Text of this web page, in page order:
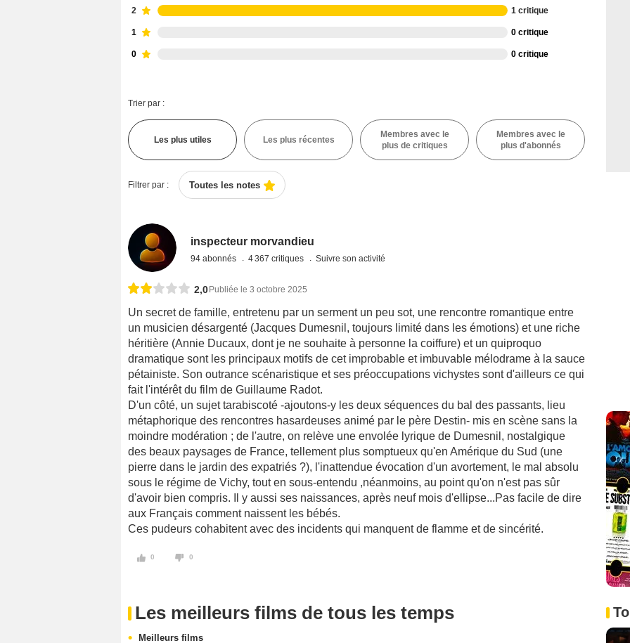
2 1 critique
1 0 critique
0 0 critique
Trier par :
Les plus utiles Les plus récentes
Membres avec le
plus de critiques
Membres avec le
plus d'abonnés
Filtrer par : Toutes les notes
inspecteur morvandieu
94 abonnés 4 367 critiques Suivre son activité
2,0 Publiée le 3 octobre 2025
Un secret de famille, entretenu par un serment un peu sot, une rencontre romantique entre
un musicien désargenté (Jacques Dumesnil, toujours limité dans les émotions) et une riche
héritière (Annie Ducaux, dont je ne souhaite à personne la coiffure) et un quiproquo
dramatique sont les principaux motifs de cet improbable et imbuvable mélodrame à la sauce
pétainiste. Son outrance scénaristique et ses préoccupations vichystes sont d'ailleurs ce qui
fait l'intérêt du film de Guillaume Radot.
D'un côté, un sujet tarabiscoté -ajoutons-y les deux séquences du bal des passants, lieu
métaphorique des rencontres hasardeuses animé par le père Destin- mis en scène sans la
moindre modération ; de l'autre, on relève une envolée lyrique de Dumesnil, nostalgique
des beaux paysages de France, tellement plus somptueux qu'en Amérique du Sud (une
pierre dans le jardin des expatriés ?), l'inattendue évocation d'un avortement, le mal absolu
sous le régime de Vichy, tout en sous-entendu ,néanmoins, au point qu'on n'est pas sûr
d'avoir bien compris. Il y aussi ses naissances, après neuf mois d'ellipse...Pas facile de dire
aux Français comment naissent les bébés.
Ces pudeurs cohabitent avec des incidents qui manquent de flamme et de sincérité.
0 0
Les meilleurs films de tous les temps
Meilleurs films